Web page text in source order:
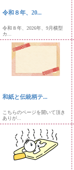
令和８年、20...
令和８年、2026年、9月横型
カ...
和紙と伝統柄テ...
こちらのページを開いて頂き
ありが...